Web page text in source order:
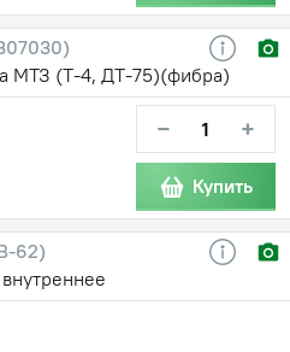
МТЗ (Т-4, ДТ-75)(фибра)
− +
Купить
62)